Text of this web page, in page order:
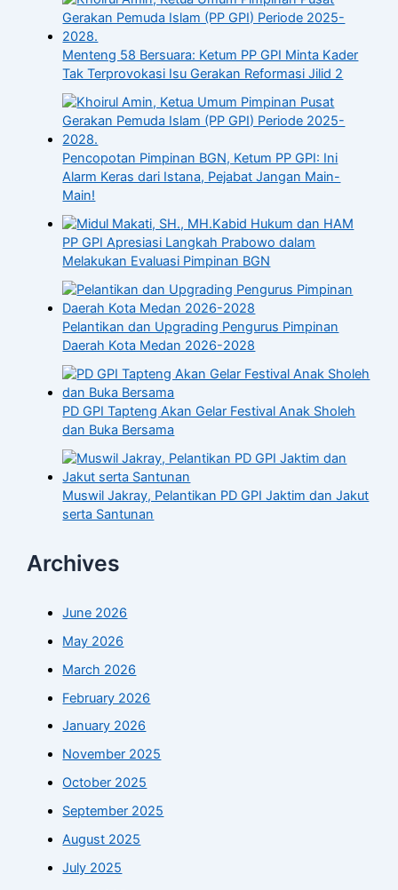
Menteng 58 Bersuara: Ketum PP GPI Minta Kader
Tak Terprovokasi Isu Gerakan Reformasi Jilid 2
Pencopotan Pimpinan BGN, Ketum PP GPI: Ini
Alarm Keras dari Istana, Pejabat Jangan Main-
Main!
Kabid Hukum dan HAM
PP GPI Apresiasi Langkah Prabowo dalam
Melakukan Evaluasi Pimpinan BGN
Pelantikan dan Upgrading Pengurus Pimpinan
Daerah Kota Medan 2026-2028
PD GPI Tapteng Akan Gelar Festival Anak Sholeh
dan Buka Bersama
Muswil Jakray, Pelantikan PD GPI Jaktim dan Jakut
serta Santunan
Archives
June 2026
May 2026
March 2026
February 2026
January 2026
November 2025
October 2025
September 2025
August 2025
July 2025